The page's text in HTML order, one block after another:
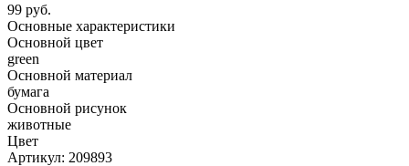
99 руб.
Основные характеристики
Основной цвет
green
Основной материал
бумага
Основной рисунок
животные
Цвет
Артикул: 209893